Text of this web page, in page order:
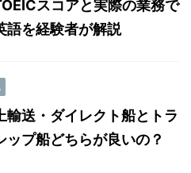
スコアと実際の業務で
語を経験者が解説
輸送・ダイレクト船とトラ
ップ船どちらが良いの？